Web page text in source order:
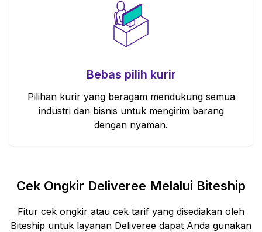
Bebas pilih kurir
Pilihan kurir yang beragam mendukung semua
industri dan bisnis untuk mengirim barang
dengan nyaman.
Cek Ongkir Deliveree Melalui Biteship
Fitur cek ongkir atau cek tarif yang disediakan oleh
Biteship untuk layanan Deliveree dapat Anda gunakan